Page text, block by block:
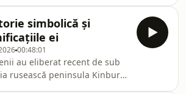
domnul profesor Radu Carp,
politologsimbolică și
ei
00:48:01
au eliberat recent de sub
rusească peninsula Kinburn,